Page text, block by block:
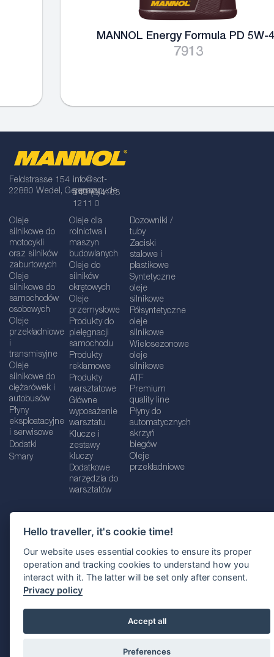
Hello traveller, it's cookie time!
Our website uses essential cookies to ensure its proper
operation and tracking cookies to understand how you
interact with it. The latter will be set only after consent.
Privacy policy
Accept all
Preferences
MANNOL Energy Formula PD 5W-40
Feldstrasse 154
22880 Wedel, Germany
info@sct-
germany.de
+49 (0)4103
1211 0
Oleje
silnikowe do
motocykli
oraz silników
zaburtowych
Oleje
silnikowe do
samochodów
osobowych
Oleje
przekładniowe
i
transmisyjne
Oleje
silnikowe do
ciężarówek i
autobusów
Płyny
eksploatacyjne
i serwisowe
Dodatki
Smary
Oleje dla
rolnictwa i
maszyn
budowlanych
Oleje do
silników
okrętowych
Oleje
przemysłowe
Produkty do
pielęgnacji
samochodu
Produkty
reklamowe
Produkty
warsztatowe
Główne
wyposażenie
warsztatu
Klucze i
zestawy
kluczy
Dodatkowe
narzędzia do
warsztatów
Dozowniki /
tuby
Zaciski
stalowe i
plastikowe
Syntetyczne
oleje
silnikowe
Półsyntetyczne
oleje
silnikowe
Wielosezonowe
oleje
silnikowe
ATF
Premium
quality line
Płyny do
automatycznych
skrzyń
biegów
Oleje
przekładniowe
Polityka prywatnośc i Polityka Cookie